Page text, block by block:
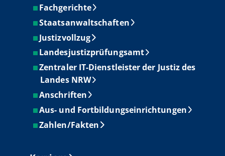
Fachgerichte
Staatsanwaltschaften
Justizvollzug
Landesjustizprüfungsamt
Zentraler IT-Dienstleister der Justiz des
Landes NRW
Anschriften
Aus- und Fortbildungseinrichtungen
Zahlen/Fakten